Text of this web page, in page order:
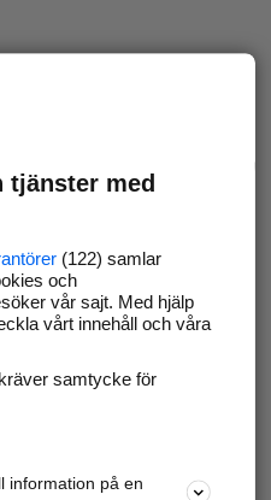
tjänster med
(122) samlar
och
vår sajt. Med hjälp
vårt innehåll och våra
samtycke för
information på en